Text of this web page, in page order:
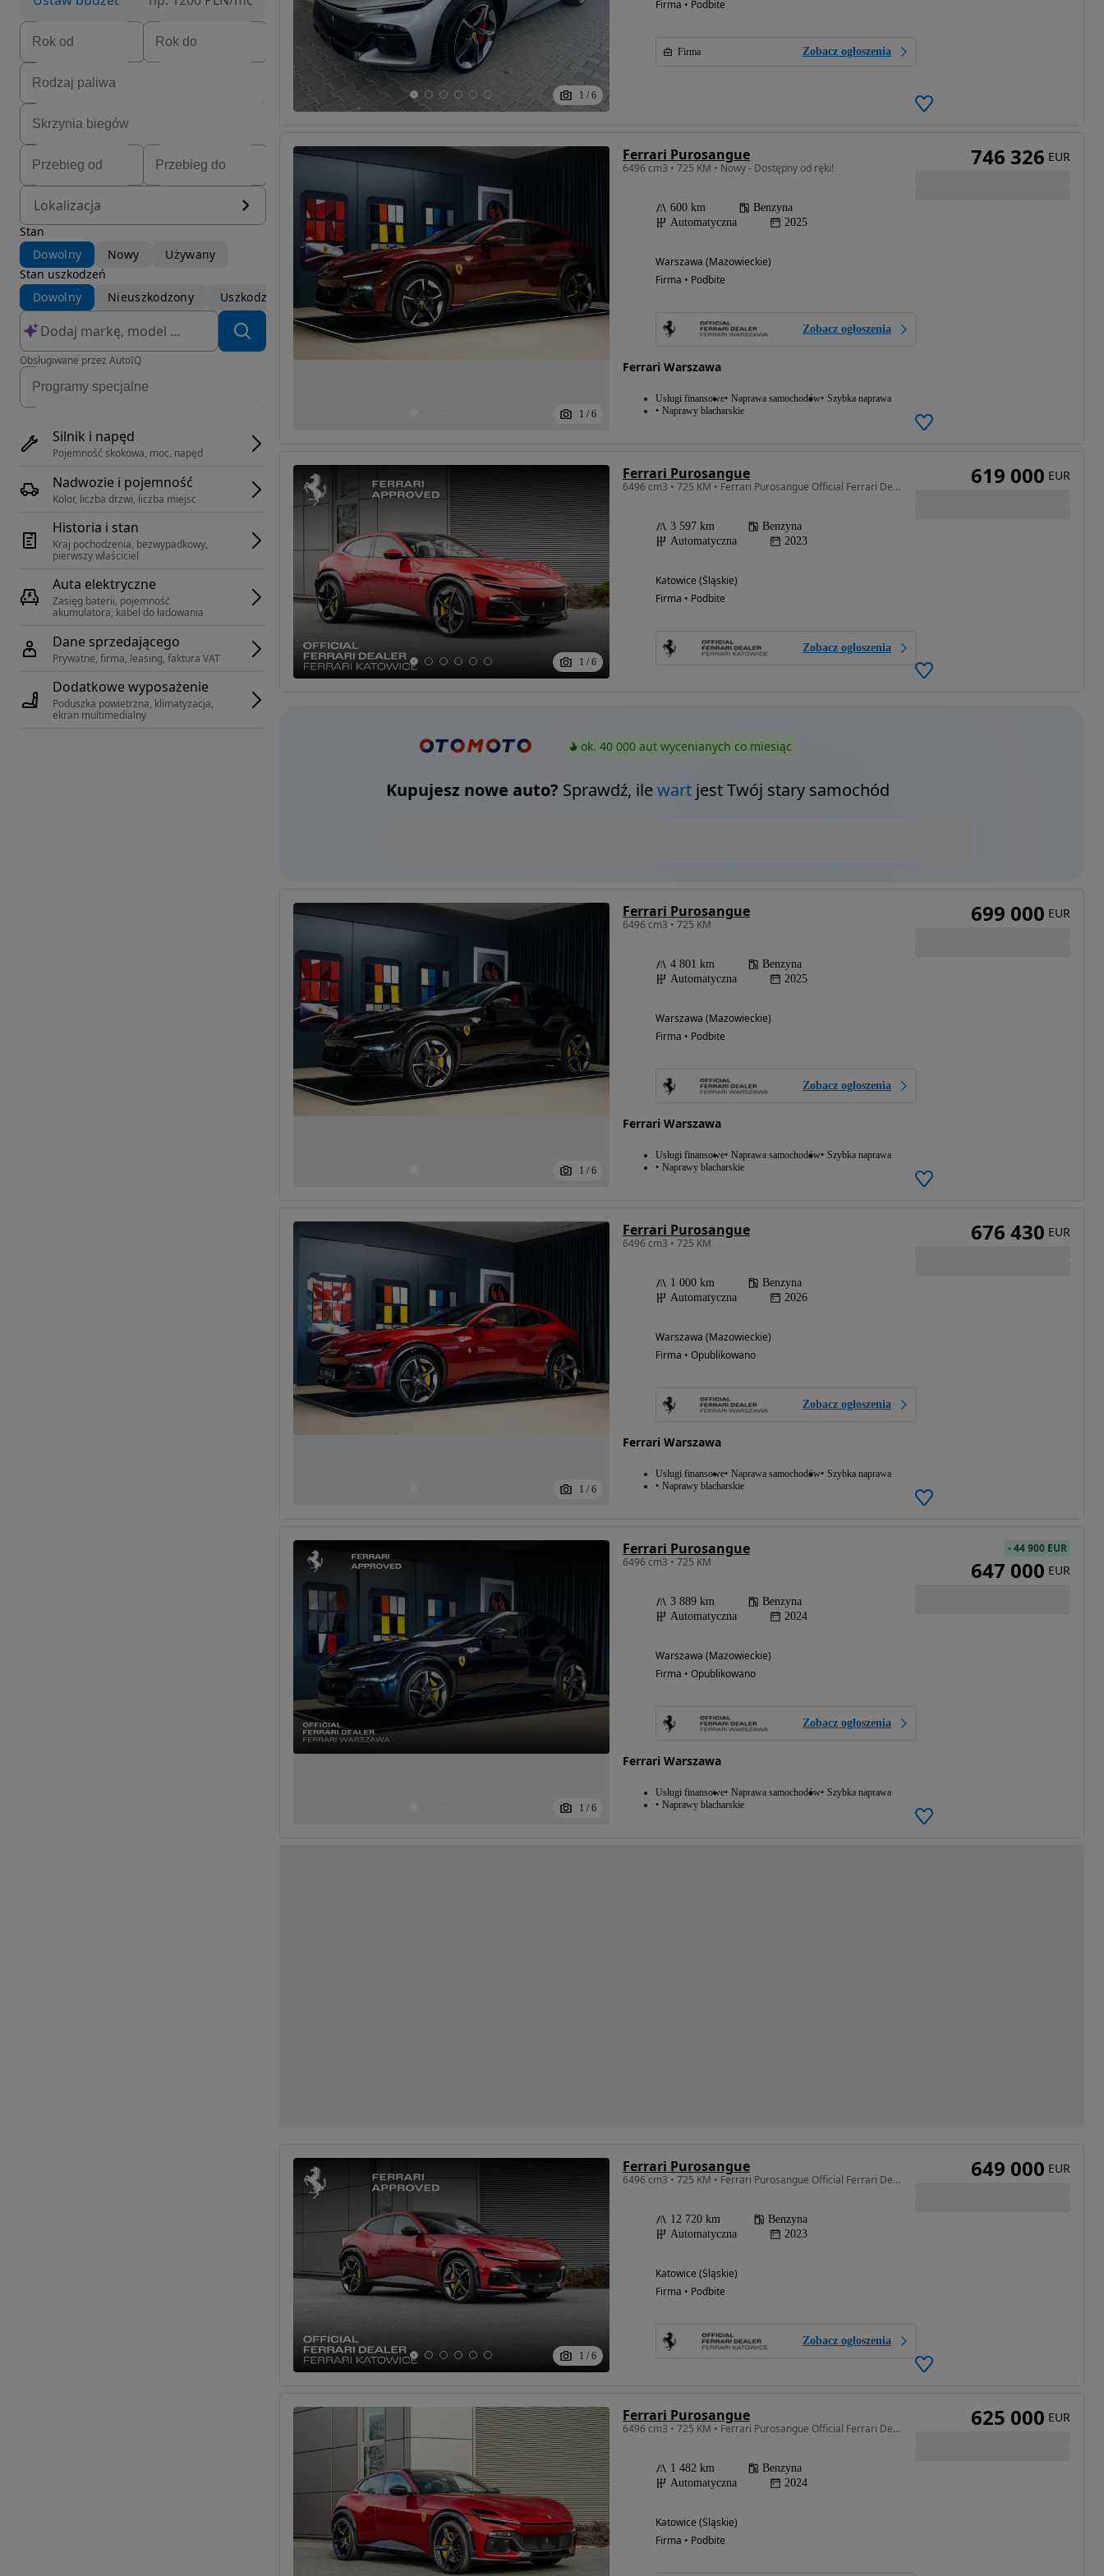
Lokalizacja
Stan
Dowolny
Nowy
Używany
Stan uszkodzeń
Dowolny
Nieuszkodzony Uszkodzony
Obsługiwane przez AutoIQ
Silnik i napęd
Pojemność skokowa, moc, napęd
Nadwozie i pojemność
Kolor, liczba drzwi, liczba miejsc
Historia i stan
Kraj pochodzenia, bezwypadkowy,
pierwszy właściciel
Auta elektryczne
Zasięg baterii, pojemność
akumulatora, kabel do ładowania
Dane sprzedającego
Prywatne, firma, leasing, faktura VAT
Dodatkowe wyposażenie
Poduszka powietrzna, klimatyzacja,
ekran multimedialny
1 / 6
Firma • Podbite
Firma Zobacz ogłoszenia
1 / 6
Ferrari Purosangue
6496 cm3 • 725 KM • Nowy - Dostępny od ręki!
600 km
Benzyna
Automatyczna
2025
Warszawa (Mazowieckie)
Firma • Podbite
Zobacz ogłoszenia
Ferrari Warszawa
Usługi finansowe Naprawa samochodów Szybka naprawa
Naprawy blacharskie
746 326 EUR
1 / 6
Ferrari Purosangue
6496 cm3 • 725 KM • Ferrari Purosangue Official Ferrari Dealer
3 597 km
Benzyna
Automatyczna
2023
Katowice (Śląskie)
Firma • Podbite
Zobacz ogłoszenia
619 000 EUR
ok. 40 000 aut wycenianych co miesiąc
Kupujesz nowe auto? Sprawdź, ilewartjest Twój stary samochód
1 / 6
Ferrari Purosangue
6496 cm3 • 725 KM
4 801 km
Benzyna
Automatyczna
2025
Warszawa (Mazowieckie)
Firma • Podbite
Zobacz ogłoszenia
Ferrari Warszawa
Usługi finansowe Naprawa samochodów Szybka naprawa
Naprawy blacharskie
699 000 EUR
1 / 6
Ferrari Purosangue
6496 cm3 • 725 KM
1 000 km
Benzyna
Automatyczna
2026
Warszawa (Mazowieckie)
Firma • Opublikowano
Zobacz ogłoszenia
Ferrari Warszawa
Usługi finansowe Naprawa samochodów Szybka naprawa
Naprawy blacharskie
676 430 EUR
1 / 6
Ferrari Purosangue
6496 cm3 • 725 KM
3 889 km
Benzyna
Automatyczna
2024
Warszawa (Mazowieckie)
Firma • Opublikowano
Zobacz ogłoszenia
Ferrari Warszawa
Usługi finansowe Naprawa samochodów Szybka naprawa
Naprawy blacharskie
-44 900 EUR
647 000 EUR
1 / 6
Ferrari Purosangue
6496 cm3 • 725 KM • Ferrari Purosangue Official Ferrari Dealer
12 720 km
Benzyna
Automatyczna
2023
Katowice (Śląskie)
Firma • Podbite
Zobacz ogłoszenia
649 000 EUR
Ferrari Purosangue
6496 cm3 • 725 KM • Ferrari Purosangue Official Ferrari Dealer
1 482 km
Benzyna
Automatyczna
2024
Katowice (Śląskie)
Firma • Podbite
625 000 EUR